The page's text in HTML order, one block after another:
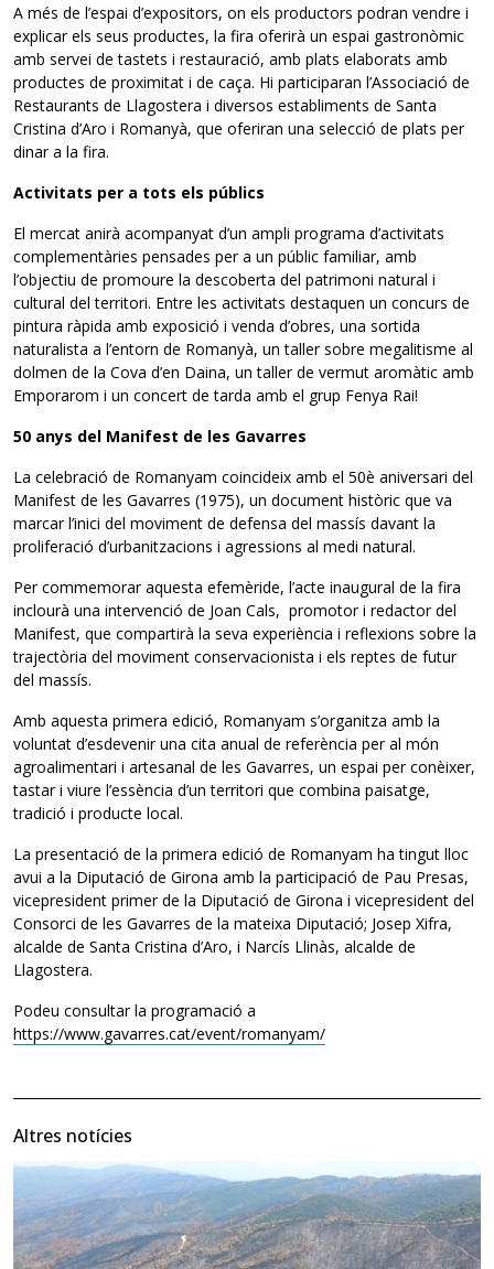
A més de l’espai d’expositors, on els productors podran vendre i
explicar els seus productes, la fira oferirà un espai gastronòmic
amb servei de tastets i restauració, amb plats elaborats amb
productes de proximitat i de caça. Hi participaran l’Associació de
Restaurants de Llagostera i diversos establiments de Santa
Cristina d’Aro i Romanyà, que oferiran una selecció de plats per
dinar a la fira.
Activitats per a tots els públics
El mercat anirà acompanyat d’un ampli programa d’activitats
complementàries pensades per a un públic familiar, amb
l’objectiu de promoure la descoberta del patrimoni natural i
cultural del territori. Entre les activitats destaquen un concurs de
pintura ràpida amb exposició i venda d’obres, una sortida
naturalista a l’entorn de Romanyà, un taller sobre megalitisme al
dolmen de la Cova d’en Daina, un taller de vermut aromàtic amb
Emporarom i un concert de tarda amb el grup Fenya Rai!
50 anys del Manifest de les Gavarres
La celebració de Romanyam coincideix amb el 50è aniversari del
Manifest de les Gavarres (1975), un document històric que va
marcar l’inici del moviment de defensa del massís davant la
proliferació d’urbanitzacions i agressions al medi natural.
Per commemorar aquesta efemèride, l’acte inaugural de la fira
inclourà una intervenció de Joan Cals, promotor i redactor del
Manifest, que compartirà la seva experiència i reflexions sobre la
trajectòria del moviment conservacionista i els reptes de futur
del massís.
Amb aquesta primera edició, Romanyam s’organitza amb la
voluntat d’esdevenir una cita anual de referència per al món
agroalimentari i artesanal de les Gavarres, un espai per conèixer,
tastar i viure l’essència d’un territori que combina paisatge,
tradició i producte local.
La presentació de la primera edició de Romanyam ha tingut lloc
avui a la Diputació de Girona amb la participació de Pau Presas,
vicepresident primer de la Diputació de Girona i vicepresident del
Consorci de les Gavarres de la mateixa Diputació; Josep Xifra,
alcalde de Santa Cristina d’Aro, i Narcís Llinàs, alcalde de
Llagostera.
Podeu consultar la programació a
https://www.gavarres.cat/event/romanyam/
Altres notícies